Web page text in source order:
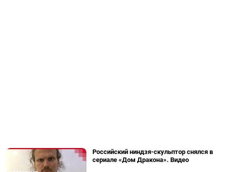
Российский ниндзя-скульптор снялся в
сериале «Дом Дракона». Видео